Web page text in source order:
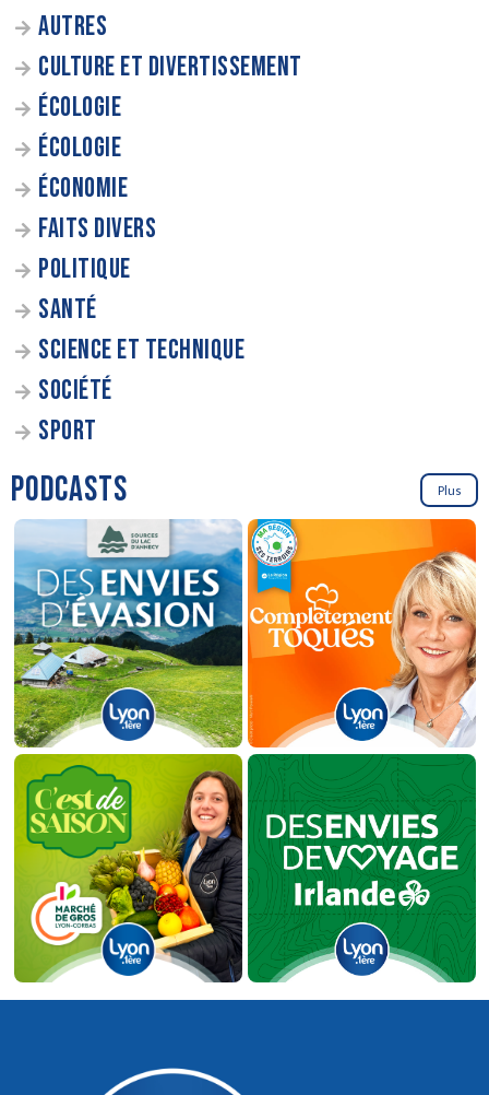
AUTRES
CULTURE ET DIVERTISSEMENT
ÉCOLOGIE
ÉCOLOGIE
ÉCONOMIE
FAITS DIVERS
POLITIQUE
SANTÉ
SCIENCE ET TECHNIQUE
SOCIÉTÉ
SPORT
PODCASTS Plus